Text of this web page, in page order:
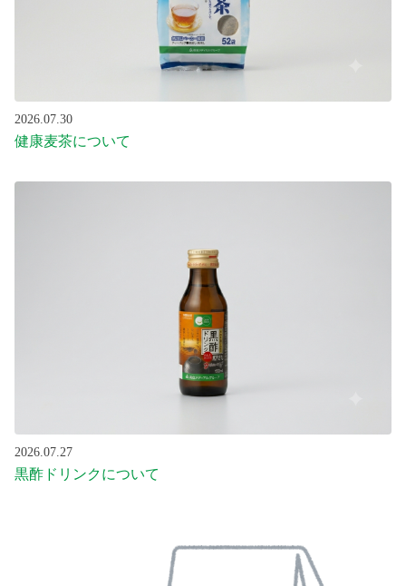
2026.07.30
健康麦茶について
2026.07.27
黒酢ドリンクについて